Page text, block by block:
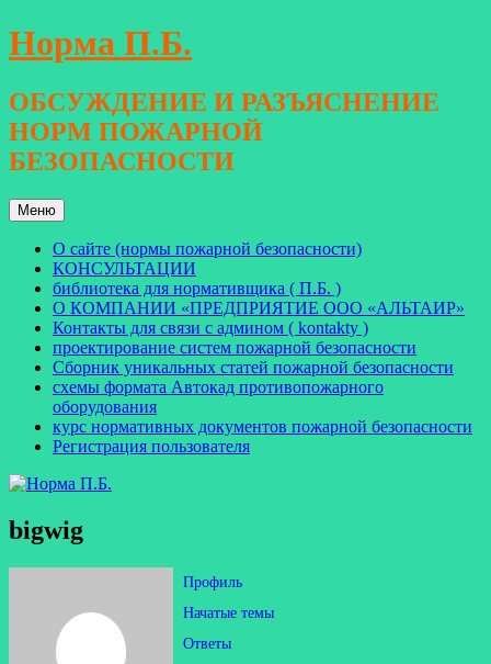
Перейти
к
Норма П.Б.
ОБСУЖДЕНИЕ И РАЗЪЯСНЕНИЕ
НОРМ ПОЖАРНОЙ
БЕЗОПАСНОСТИ
Меню
О сайте (нормы пожарной безопасности)
КОНСУЛЬТАЦИИ
библиотека для нормативщика ( П.Б. )
О КОМПАНИИ «ПРЕДПРИЯТИЕ ООО «АЛЬТАИР»
Контакты для связи с админом ( kontakty )
проектирование систем пожарной безопасности
Сборник уникальных статей пожарной безопасности
схемы формата Автокад противопожарного
оборудования
курс нормативных документов пожарной безопасности
Регистрация пользователя
bigwig
Профиль
Начатые темы
Ответы